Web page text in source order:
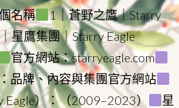
名稱
1｜蒼野之鷹｜Starry
星鷹集團｜Starry Eagle
官方網站：starryeagle.com
品牌、內容與集團官方網站
Eagle）：（2009–2023）
星